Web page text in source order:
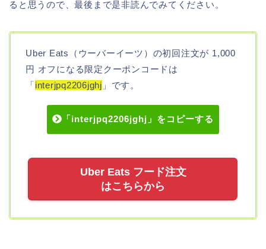
ると思うので、最後まで是非読んでみてください。
Uber Eats（ウーバーイーツ）の初回注文が 1,000
円 オフになる限定クーポンコードは
「interjpq2206jghj 」です。
「interjpq2206jghj」をコピーする
Uber Eats フード注文
はこちらから